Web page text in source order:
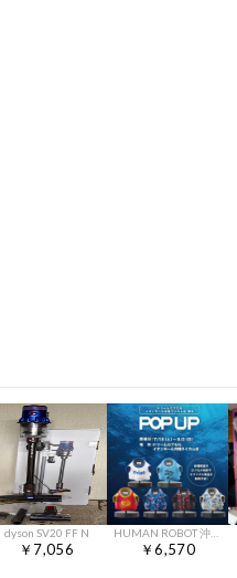
dyson SV20 FF N
￥7,056
HUMAN ROBOT 沖縄限定 ゴースティー コンプリート
￥6,570